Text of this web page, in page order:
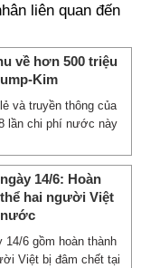
liên quan đến
về hơn 500 triệu
Kim
và truyền thông của
lần chi phí nước này
14/6: Hoàn
hai người Việt
nước
6 gồm hoàn thành
Việt bị đâm chết tại